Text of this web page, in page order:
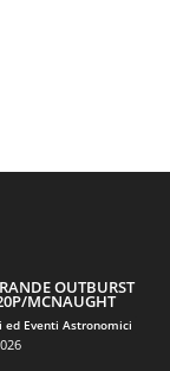
OUTBURST
MCNAUGHT
ed Eventi Astronomici